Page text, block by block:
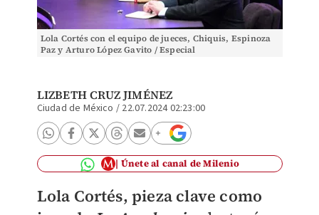
Lola Cortés con el equipo de jueces, Chiquis, Espinoza
Paz y Arturo López Gavito / Especial
LIZBETH CRUZ JIMÉNEZ
Ciudad de México / 22.07.2024 02:23:00
Únete al canal de Milenio
Lola Cortés, pieza clave como